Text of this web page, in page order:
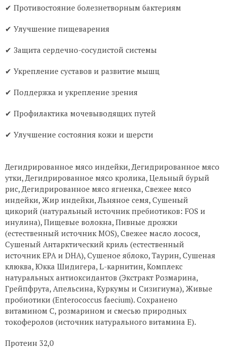
✔ Противостояние болезнетворным бактериям
✔ Улучшение пищеварения
✔ Защита сердечно-сосудистой системы
✔ Укрепление суставов и развитие мышц
✔ Поддержка и укрепление зрения
✔ Профилактика мочевыводящих путей
✔ Улучшение состояния кожи и шерсти
Дегидрированное мясо индейки, Дегидрированное мясо
утки, Дегидрированное мясо кролика, Цельный бурый
рис, Дегидрированное мясо ягненка, Свежее мясо
индейки, Жир индейки, Льняное семя, Сушеный
цикорий (натуральный источник пребиотиков: FOS и
инулина), Пищевые волокна, Пивные дрожжи
(естественный источник MOS), Свежее масло лосося,
Сушеный Антарктический криль (естественный
источник EPA и DHA), Сушеное яблоко, Таурин, Сушеная
клюква, Юкка Шидигера, L-карнитин, Комплекс
натуральных антиоксидантов (Экстракт Розмарина,
Грейпфрута, Апельсина, Куркумы и Сизигиума), Живые
пробиотики (Enterococcus faecium). Сохранено
витамином С, розмарином и смесью природных
токоферолов (источник натурального витамина Е).
Протеин 32,0